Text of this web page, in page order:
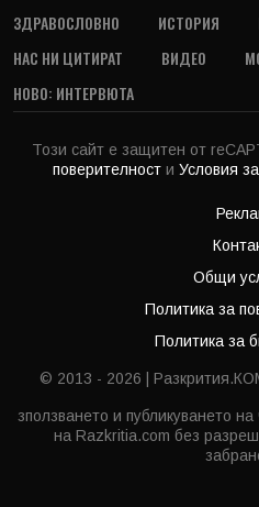
ЗДРАВОСЛОВНО
ИСТОРИЯ
НАС НИ ЦИТИРАТ
ВИДЕО
НОВО: ИНТЕРВЮТА
Този сайт е защитен от
поверителност и Условия
Общи
Политика за
Политика за
© 2013 - 2026 |
зползването и публикуването
на Razkritia.com без